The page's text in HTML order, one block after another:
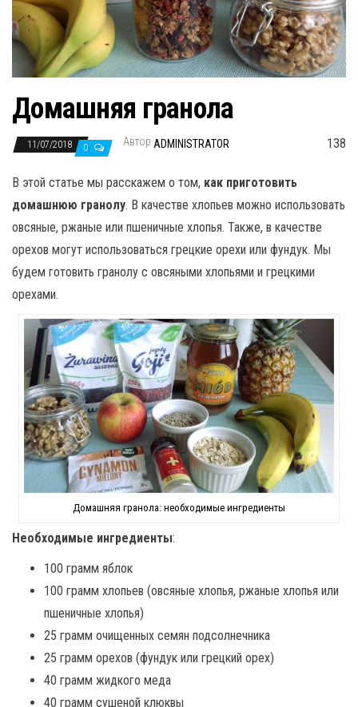
а
в
и
ц
Домашняя гранола
11/07/2018 0 Автор ADMINISTRATOR 138
В этой статье мы расскажем о том, как приготовить
домашнюю гранолу. В качестве хлопьев можно использовать
овсяные, ржаные или пшеничные хлопья. Также, в качестве
орехов могут использоваться грецкие орехи или фундук. Мы
будем готовить гранолу с овсяными хлопьями и грецкими
орехами.
Домашняя гранола: необходимые ингредиенты
Необходимые ингредиенты:
100 грамм яблок
100 грамм хлопьев (овсяные хлопья, ржаные хлопья или
пшеничные хлопья)
25 грамм очищенных семян подсолнечника
25 грамм орехов (фундук или грецкий орех)
40 грамм жидкого меда
40 грамм сушеной клюквы